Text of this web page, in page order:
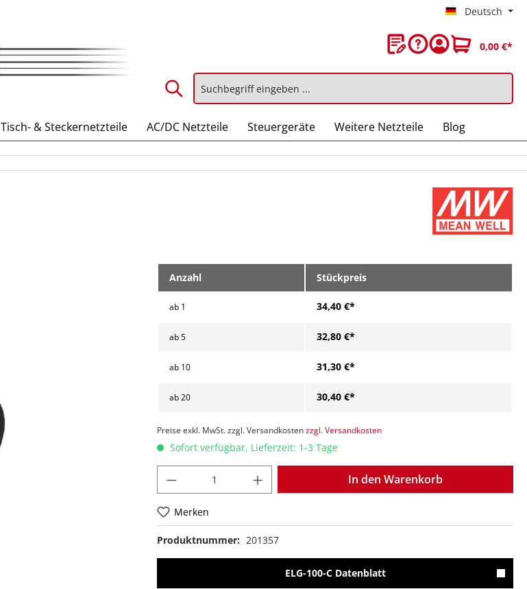
Deutsch
0,00 €*
Tisch- & Steckernetzteile AC/DC Netzteile Steuergeräte Weitere Netzteile Blog
Anzahl Stückpreis
ab 1 34,40 €*
ab5 32,80 €*
ab 10 31,30 €*
ab20 30,40 €*
Preise exkl. MwSt. zzgl. Versandkostenzzgl. Versandkosten
Sofort verfügbar, Lieferzeit: 1-3 Tage
In den Warenkorb
Merken
Produktnummer: 201357
ELG-100-C Datenblatt